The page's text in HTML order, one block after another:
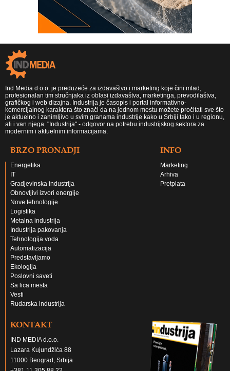
Ind Media d.o.o. je preduzeće za izdavaštvo i marketing koje čini mlad,
profesionalan tim stručnjaka iz oblasi izdavaštva, marketinga, prevodilaštva,
grafičkog i web dizajna. Industrija je časopis i portal informativno-
komercijalnog karaktera što znači da na jednom mestu možete pročitati sve što
je aktuelno i zanimljivo u svim granama industrije kako u Srbiji tako i u regionu,
ali i van njega. "Industrija" - odgovor na potrebu industrijskog sektora za
modernim i aktuelnim informacijama.
BRZO PRONADJI
Energetika
IT
Gradjevinska industrija
Obnovljivi izvori energije
Nove tehnologije
Logistika
Metalna industrija
Industrija pakovanja
Tehnologija voda
Automatizacija
Predstavljamo
Ekologija
Poslovni saveti
Sa lica mesta
Vesti
Rudarska industrija
INFO
Marketing
Arhiva
Pretplata
KONTAKT
IND MEDIA d.o.o.
Lazara Kujundžića 88
11000 Beograd, Srbija